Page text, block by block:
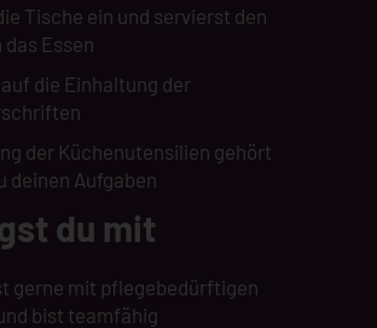
Tische ein und servierst den
Essen
die Einhaltung der
der Küchenutensilien gehört
deinen Aufgaben
du mit
gerne mit pflegebedürftigen
bist teamfähig